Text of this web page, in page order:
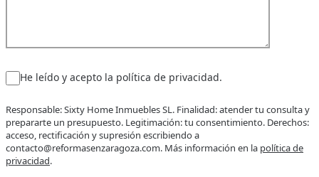
He leído y acepto la política de privacidad.
Responsable: Sixty Home Inmuebles SL. Finalidad: atender tu consulta y
prepararte un presupuesto. Legitimación: tu consentimiento. Derechos:
acceso, rectificación y supresión escribiendo a
contacto@reformasenzaragoza.com. Más información en la política de
privacidad.